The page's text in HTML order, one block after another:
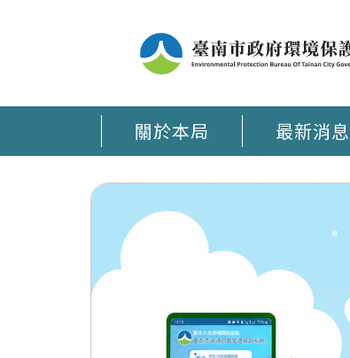
關於本局 最新消息
臺南環保通 APP在手 環保大小事